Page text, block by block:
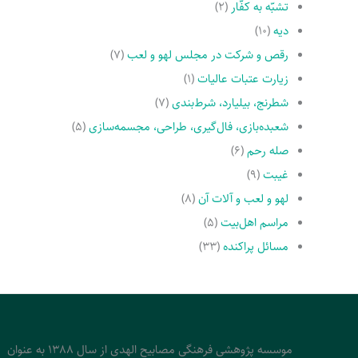
تشبّه به کفّار (۲)
دیه(۱۰)
رقص و شرکت در مجلس لهو و لعب(۷)
زیارت عتبات عالیات(۱)
شطرنج، بیلیارد، شرط‌بندی(۷)
شعبده‌بازی، فال‌گیری، طراحی، مجسمه‌سازی(۵)
صله رحم(۶)
غیبت(۹)
لهو و لعب و آلات آن(۸)
مراسم اهل‌بیت(۵)
مسائل پراکنده(۳۳)
موسسه پژوهشی فرهنگی مصابیح الهدی از سال 1388 به عنوان